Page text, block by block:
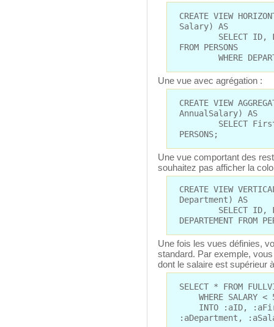
CREATE VIEW
Salary) AS
SELECT ID,
FROM PERSONS
WHERE
Une vue avec agrégation :
CREATE VIEW
AnnualSalary) AS
SELECT
PERSONS;
Une vue comportant des
souhaitez pas afficher la
CREATE VIEW
Department) AS
SELECT ID,
DEPARTEMENT FROM
Une fois les vues définies,
standard. Par exemple,
dont le salaire est supérieur
SELECT * FROM
WHERE SALARY <
INTO :aID,
:aDepartment,